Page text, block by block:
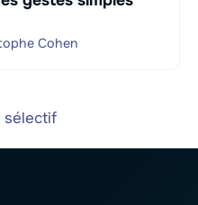
Cohen
sélectif